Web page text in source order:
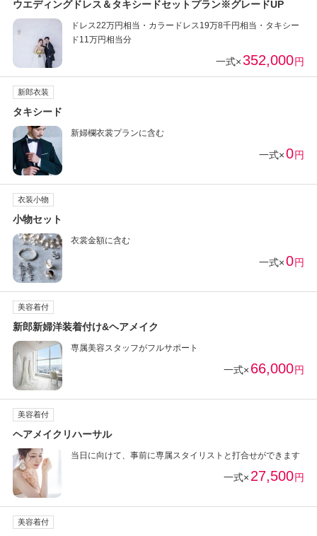
ウエディングドレス＆タキシードセットプラン※グレードUP
ドレス22万円相当・カラードレス19万8千円相当・タキシー
ド11万円相当分
一式×352,000円
新郎衣装
タキシード
新婦欄衣裳プランに含む
一式×0円
衣装小物
小物セット
衣裳金額に含む
一式×0円
美容着付
新郎新婦洋装着付け&ヘアメイク
専属美容スタッフがフルサポート
一式× 66,000円
美容着付
ヘアメイクリハーサル
当日に向けて、事前に専属スタイリストと打合せができます
一式× 27,500円
美容着付